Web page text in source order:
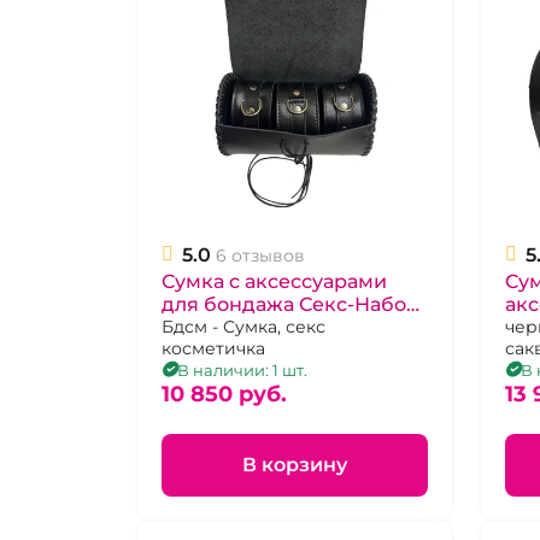
5.0 6 отзывов
Сумка с аксессуарами
для бондажа Секс-Набор
"BDSM Arsenal" кожаная
черная, ошейник,
наручники и поножи
Бдсм - Сумка, секс
косметичка
В наличии: 1 шт.
10 850 pуб.
В корзину
В
13